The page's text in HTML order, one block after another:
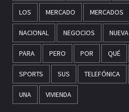
LOS MERCADO MERCADOS
NACIONAL NEGOCIOS NUEVA
PARA PERO POR QUÉ
SPORTS SUS TELEFÓNICA
UNA VIVIENDA